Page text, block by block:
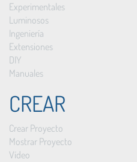
Experimentales
Luminosos
Ingeniería
Extensiones
DIY
Manuales
CREAR
Crear Proyecto
Mostrar Proyecto
Vídeo